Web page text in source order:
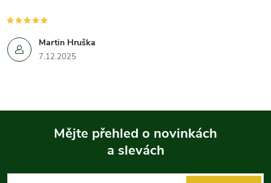
Martin Hruška
7.12.2025
Mějte přehled o novinkách
a slevách